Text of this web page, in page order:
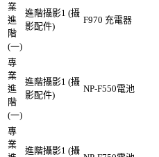
業
進
階
(一)
進階攝影1 (攝
影配件)
F970 充電器
專
業
進
階
(一)
進階攝影1 (攝
影配件)
NP-F550電池
專
業
進階攝影1 (攝